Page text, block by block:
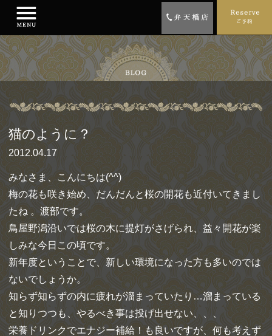
猫のように？
2012.04.17
みなさま、こんにちは(^^)
梅の花も咲き始め、だんだんと桜の開花も近付いてきまし
たね 。渡部です。
鳥屋野潟沿いでは桜の木に提灯がさげられ、益々開花が楽
しみな今日この頃です。
新年度ということで、新しい環境になった方も多いのでは
ないでしょうか。
知らず知らずの内に疲れが溜まっていたり…溜まっている
と知りつつも、やるべき事は投げ出せない、、、
栄養ドリンクでエナジー補給！も良いですが、何も考えず